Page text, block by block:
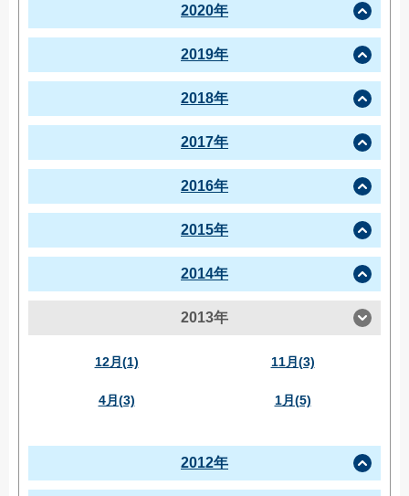
2020年
2019年
2018年
2017年
2016年
2015年
2014年
2013年
12月(1) 11月(3)
4月(3) 1月(5)
2012年